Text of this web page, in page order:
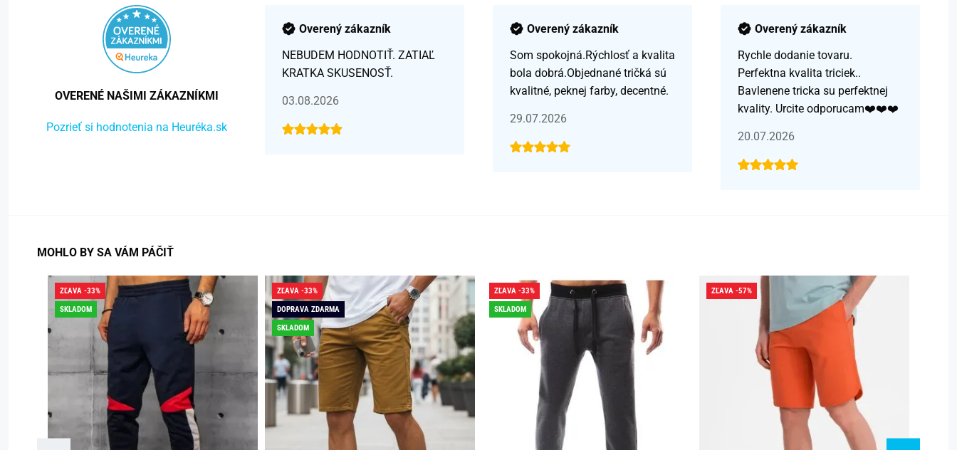
OVERENÉ NAŠIMI ZÁKAZNÍKMI
Pozrieť si hodnotenia na Heuréka.sk
Overený zákazník
NEBUDEM HODNOTIŤ. ZATIAĽ
KRATKA SKUSENOSŤ.
03.08.2026
Overený zákazník
Som spokojná.Rýchlosť a kvalita
bola dobrá.Objednané tričká sú
kvalitné, peknej farby, decentné.
29.07.2026
Overený zákazník
Rychle dodanie tovaru.
Perfektna kvalita triciek..
Bavlenene tricka su perfektnej
kvality. Urcite odporucam❤️❤️❤️
20.07.2026
MOHLO BY SA VÁM PÁČIŤ
ZĽAVA -33%
SKLADOM
ZĽAVA -33%
DOPRAVA ZDARMA
SKLADOM
ZĽAVA -33%
SKLADOM
ZĽAVA -57%